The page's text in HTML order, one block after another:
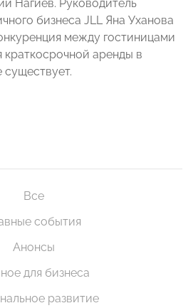
Нагиев. Руководитель
бизнеса JLL Яна Уханова
между гостиницами
краткосрочной аренды в
Все
события
Анонсы
для бизнеса
развитие